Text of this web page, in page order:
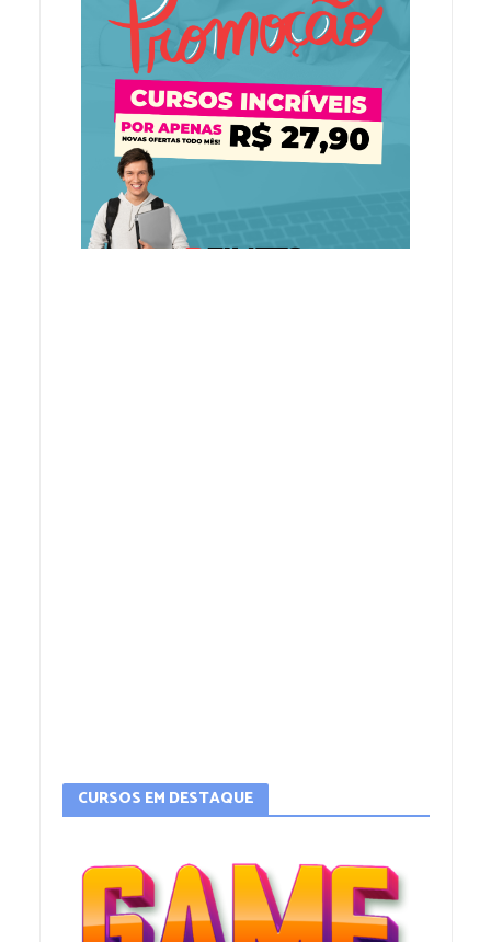
CURSOS EM DESTAQUE